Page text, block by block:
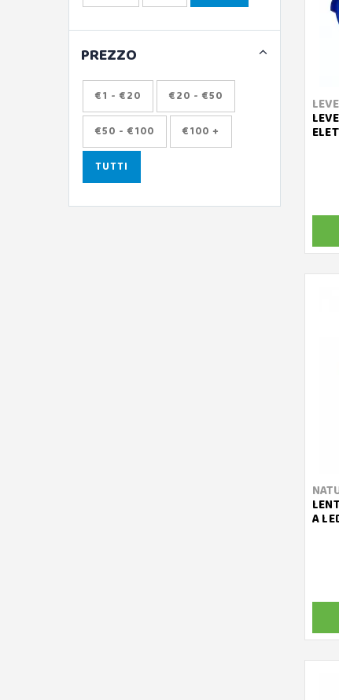
A
PREZZO
€1 - €20 €20 - €50
€50 - €100 €100 +
TUTTI